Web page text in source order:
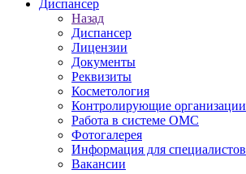
Диспансер
Назад
Диспансер
Лицензии
Документы
Реквизиты
Косметология
Контролирующие организации
Работа в системе ОМС
Фотогалерея
Информация для специалистов
Вакансии